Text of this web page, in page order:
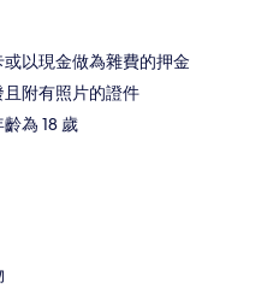
以現金做為雜費的押金
附有照片的證件
為 18 歲